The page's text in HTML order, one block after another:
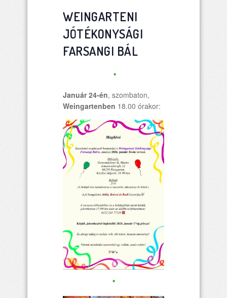
WEINGARTENI
JÓTÉKONYSÁGI
FARSANGI BÁL
*
Január 24-én, szombaton,
Weingartenben 18.00 órakor:
*